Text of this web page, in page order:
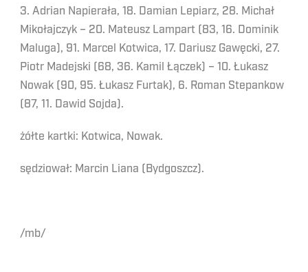
3. Adrian Napierała, 18. Damian Lepiarz, 28. Michał
Mikołajczyk – 20. Mateusz Lampart (83, 16. Dominik
Maluga), 91. Marcel Kotwica, 17. Dariusz Gawęcki, 27.
Piotr Madejski (68, 36. Kamil Łączek) – 10. Łukasz
Nowak (90, 95. Łukasz Furtak), 6. Roman Stepankow
(87, 11. Dawid Sojda).
żółte kartki: Kotwica, Nowak.
sędziował: Marcin Liana (Bydgoszcz).
/mb/